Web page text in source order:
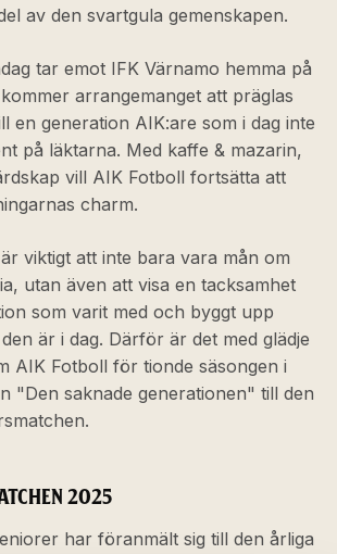
av den svartgula gemenskapen.
tar emot IFK Värnamo hemma på
arrangemanget att präglas
en generation AIK:are som i dag inte
på läktarna. Med kaffe & mazarin,
vill AIK Fotboll fortsätta att
charm.
viktigt att inte bara vara mån om
utan även att visa en tacksamhet
som varit med och byggt upp
är i dag. Därför är det med glädje
AIK Fotboll för tionde säsongen i
"Den saknade generationen" till den
2025
har föranmält sig till den årliga